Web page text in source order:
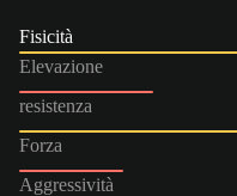
Fisicità
Elevazione
resistenza
Forza
Aggressività